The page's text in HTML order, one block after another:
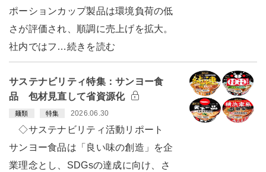
ポーションカップ製品は環境負荷の低
さが評価され、順調に売上げを拡大。
社内ではフ…続きを読む
サステナビリティ特集：サンヨー食
品 包材見直して省資源化
麺類 特集 2026.06.30
◇サステナビリティ活動リポート
サンヨー食品は「良い味の創造」を企
業理念とし、SDGsの達成に向け、さ